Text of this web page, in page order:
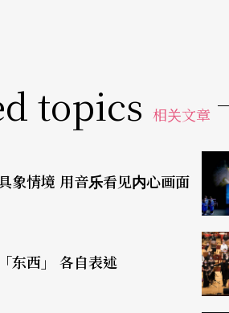
乐手上来配合，狄强奈甚至以
迪．费洛
奈唱和进退有据，自己独奏的时
迪．费洛（Mike Del Ferro）就让
topics 相关文章
象情境 用音乐看见内心画面
东西」 各自表述